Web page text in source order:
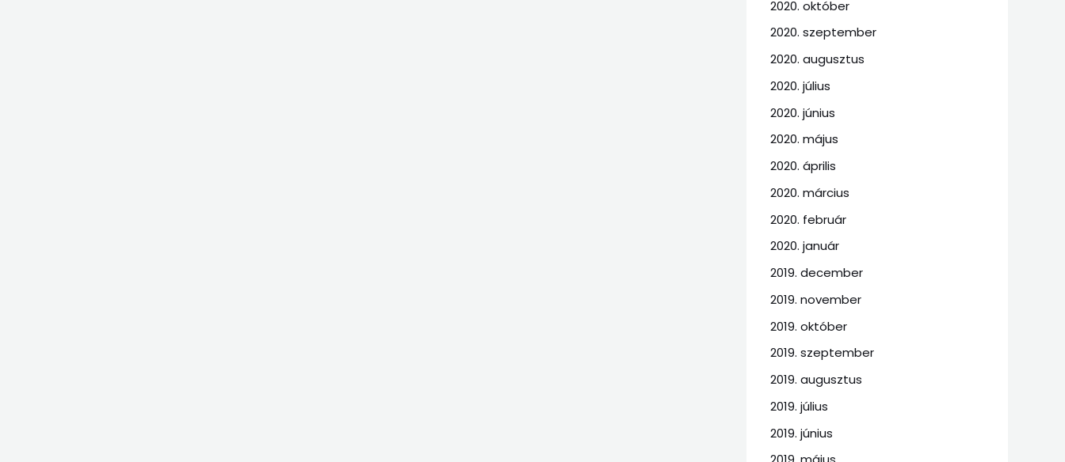
2020. október
2020. szeptember
2020. augusztus
2020. július
2020. június
2020. május
2020. április
2020. március
2020. február
2020. január
2019. december
2019. november
2019. október
2019. szeptember
2019. augusztus
2019. július
2019. június